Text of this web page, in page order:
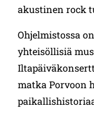
akustinen rock
Ohjelmistossa
yhteisöllisiä
matka Porvoon